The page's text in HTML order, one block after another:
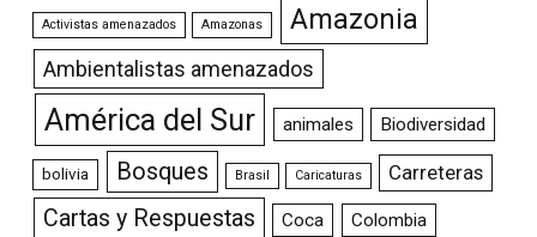
Activistas amenazados Amazonas Amazonia
Ambientalistas amenazados
América del Sur animales Biodiversidad
bolivia Bosques Brasil Caricaturas Carreteras
Cartas y Respuestas Coca Colombia